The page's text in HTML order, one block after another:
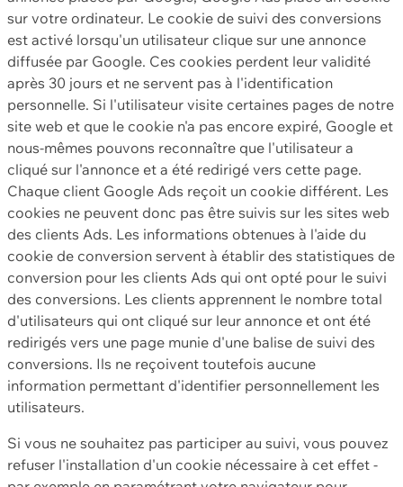
sur votre ordinateur. Le cookie de suivi des conversions
est activé lorsqu'un utilisateur clique sur une annonce
diffusée par Google. Ces cookies perdent leur validité
après 30 jours et ne servent pas à l'identification
personnelle. Si l'utilisateur visite certaines pages de notre
site web et que le cookie n'a pas encore expiré, Google et
nous-mêmes pouvons reconnaître que l'utilisateur a
cliqué sur l'annonce et a été redirigé vers cette page.
Chaque client Google Ads reçoit un cookie différent. Les
cookies ne peuvent donc pas être suivis sur les sites web
des clients Ads. Les informations obtenues à l'aide du
cookie de conversion servent à établir des statistiques de
conversion pour les clients Ads qui ont opté pour le suivi
des conversions. Les clients apprennent le nombre total
d'utilisateurs qui ont cliqué sur leur annonce et ont été
redirigés vers une page munie d'une balise de suivi des
conversions. Ils ne reçoivent toutefois aucune
information permettant d'identifier personnellement les
utilisateurs.
Si vous ne souhaitez pas participer au suivi, vous pouvez
refuser l'installation d'un cookie nécessaire à cet effet -